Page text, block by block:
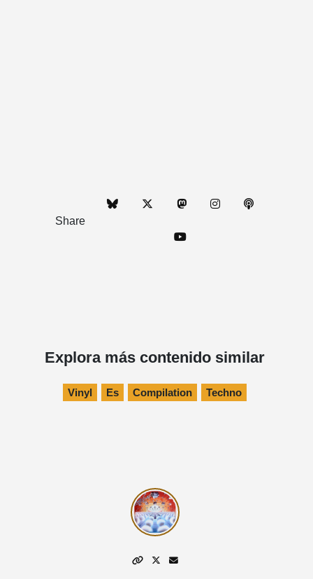
Share
Explora más contenido similar
Vinyl Es Compilation Techno